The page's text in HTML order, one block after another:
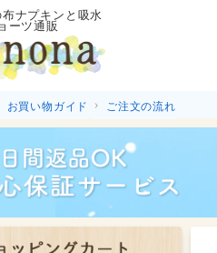
ナプキンと吸水
ーツ通販
お買い物ガイド ご注文の流れ